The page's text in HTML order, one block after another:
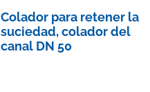
Colador para retener la
suciedad, colador del
canal DN 50